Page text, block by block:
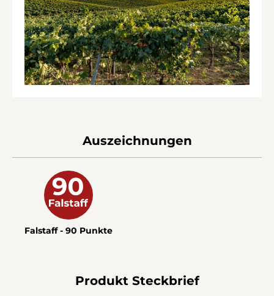
Auszeichnungen
Falstaff - 90 Punkte
Produkt Steckbrief